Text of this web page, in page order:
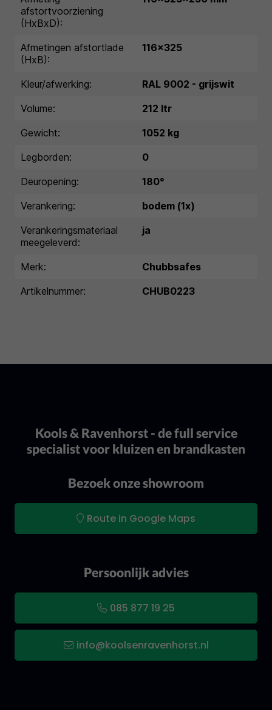
afstortvoorziening
(HxBxD):
Afmetingen afstortlade
(HxB):
116x325
Kleur/afwerking:
RAL 9002 - grijswit
Volume:
212 ltr
Gewicht:
1052 kg
Legborden:
0
Deuropening:
180°
Verankering:
bodem (1x)
Verankeringsmateriaal
meegeleverd:
ja
Merk:
Chubbsafes
Artikelnummer:
CHUB0223
Kools & Ravenhorst - de full service
specialist voor kluizen en brandkasten
Bezoek onze showroom
Route in Google Maps
Persoonlijk advies
085 877 19 25
info@koolsenravenhorst.nl